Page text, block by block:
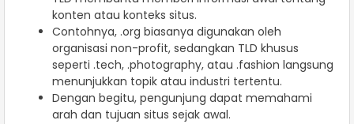
konten atau konteks situs.
Contohnya, .org biasanya digunakan oleh
organisasi non-profit, sedangkan TLD khusus
seperti .tech, .photography, atau .fashion langsung
menunjukkan topik atau industri tertentu.
Dengan begitu, pengunjung dapat memahami
arah dan tujuan situs sejak awal.